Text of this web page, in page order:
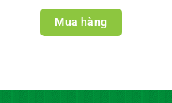
Mua hàng